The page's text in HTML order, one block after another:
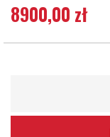
8900,00 zł